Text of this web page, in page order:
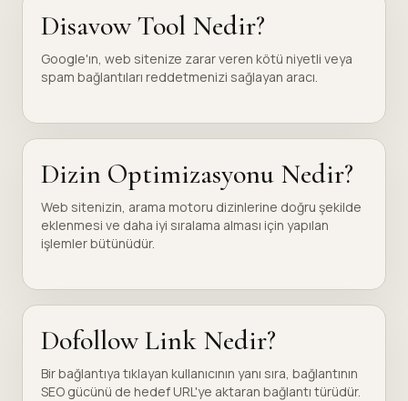
Disavow Tool Nedir?
Google'ın, web sitenize zarar veren kötü niyetli veya
spam bağlantıları reddetmenizi sağlayan aracı.
Dizin Optimizasyonu Nedir?
Web sitenizin, arama motoru dizinlerine doğru şekilde
eklenmesi ve daha iyi sıralama alması için yapılan
işlemler bütünüdür.
Dofollow Link Nedir?
Bir bağlantıya tıklayan kullanıcının yanı sıra, bağlantının
SEO gücünü de hedef URL'ye aktaran bağlantı türüdür.